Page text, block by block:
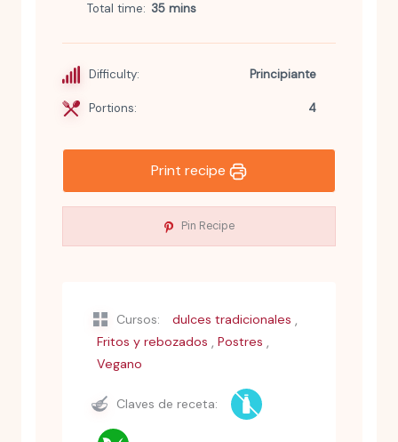
Total time 35 mins
Difficulty: Principiante
Portions: 4
Print recipe
Pin Recipe
Cursos: dulces tradicionales ,
Fritos y rebozados , Postres ,
Vegano
Claves de receta: